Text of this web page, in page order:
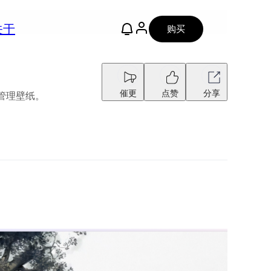
于 购买
壁纸。 催更 点赞 分享